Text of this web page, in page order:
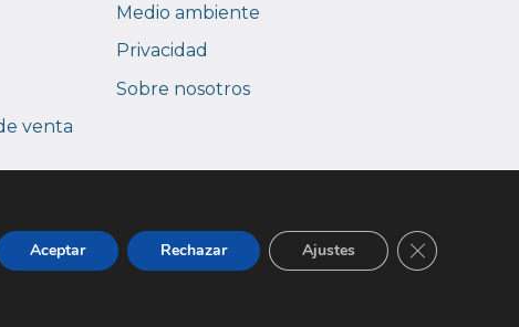
venta
Medio ambiente
Privacidad
Sobre nosotros
Aceptar Rechazar Ajustes Cerrar el